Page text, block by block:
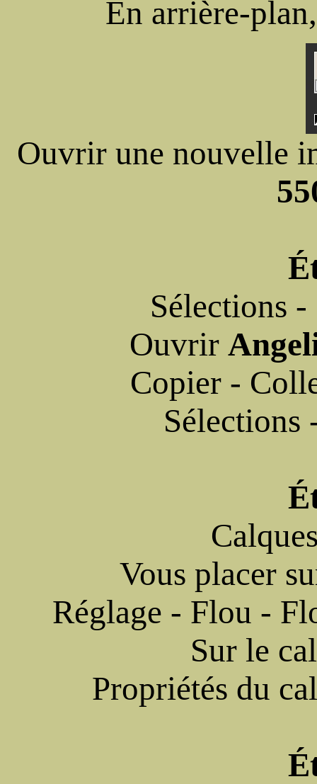
En arrière-
Ouvrir une nouvelle
Sélections
Ouvrir
Copier -
Sélections
Vous placer
Réglage - Flou -
Sur le
Propriétés du